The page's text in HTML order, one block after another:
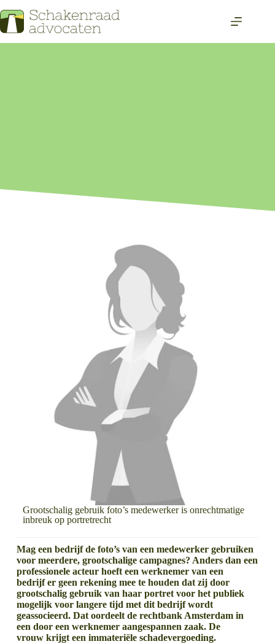
Grootschalig gebruik foto’s medewerker is onrechtmatige
inbreuk op portretrecht
Mag een bedrijf de foto’s van een medewerker gebruiken
voor meerdere, grootschalige campagnes? Anders dan een
professionele acteur hoeft een werknemer van een
bedrijf er geen rekening mee te houden dat zij door
grootschalig gebruik van haar portret voor het publiek
mogelijk voor langere tijd met dit bedrijf wordt
geassocieerd. Dat oordeelt de rechtbank Amsterdam in
een door een werknemer aangespannen zaak. De
vrouw krijgt een immateriële schadevergoeding.